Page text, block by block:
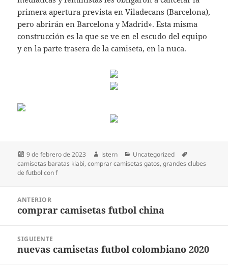
primera apertura prevista en Viladecans (Barcelona),
pero abrirán en Barcelona y Madrid». Esta misma
construcción es la que se ve en el escudo del equipo
y en la parte trasera de la camiseta, en la nuca.
Publicado
el
9 de febrero de 2023 Autor
istern Categorías
Uncategorized
camisetas baratas kiabi,comprar camisetas gatos,grandes clubes
de futbol con f
entradas
ANTERIOR
Entrada
comprar camisetas futbol china
SIGUIENTE
Entrada
nuevas camisetas futbol colombiano 2020